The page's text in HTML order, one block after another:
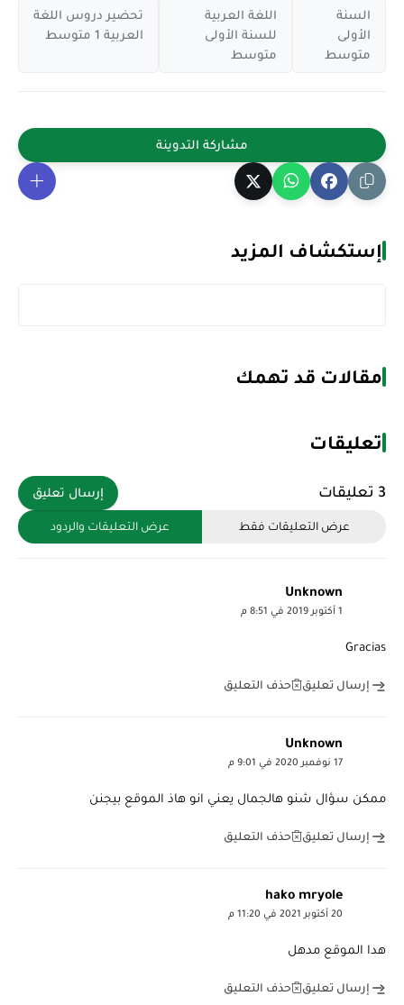
السنة
الأولى
متوسط
اللغة العربية
للسنة الأولى
متوسط
تحضير دروس اللغة
العربية 1 متوسط
إستكشاف المزيد
مقالات قد تهمك
تعليقات
3 تعليقات إرسال تعليق
عرض التعليقات فقط عرض التعليقات والردود
Unknown
1 أكتوبر 2019 في 8:51 م
Gracias
إرسال تعليق حذف التعليق
Unknown
17 نوفمبر 2020 في 9:01 م
ممكن سؤال شنو هالجمال يعني انو هاذ الموقع بيجنن
إرسال تعليق حذف التعليق
hako mryole
20 أكتوبر 2021 في 11:20 م
هدا الموقع مدهل
إرسال تعليق حذف التعليق